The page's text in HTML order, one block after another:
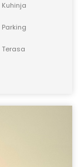
Kuhinja
Parking
Terasa